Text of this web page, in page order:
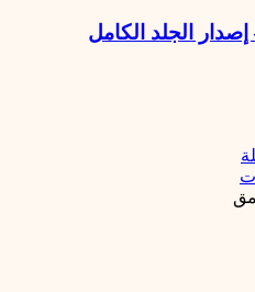
الجلد الكامل